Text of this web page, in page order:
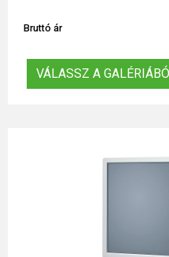
Bruttó ár
VÁLASSZ A